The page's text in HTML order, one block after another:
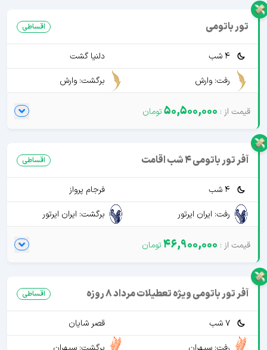
تور باتومی اقساطی
4 شب
دلنیا گشت
رفت: وارش
برگشت: وارش
50,500,000
آفر تور باتومی 4 شب اقامت اقساطی
4 شب
فرجام پرواز
رفت: ایران ایرتور
برگشت: ایران ایرتور
46,900,000
آفر تور باتومی ویژه تعطیلات مرداد 8 روزه اقساطی
7 شب
قصر شایان